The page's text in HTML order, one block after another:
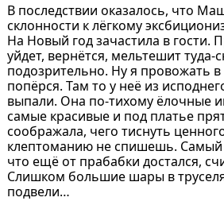
В последствии оказалось, что
склонности к лёгкому
На Новый год зачастила в гости.
уйдет, вернётся, мельтешит туда-
подозрительно. Ну я провожать
попёрся. Там то у неё из
выпали. Она по-тихому ёлочные
самые красивые и под платье
соображала, чего тиснуть
клептоманию не спишешь. Самый
что ещё от прабабки достался,
Слишком большие шары в
подвели…